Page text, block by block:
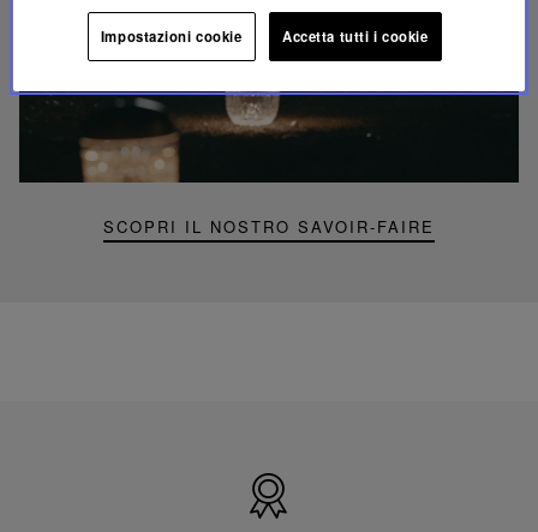
SCOPRI IL NOSTRO SAVOIR-FAIRE
Riproduci
video
Video
lampada
portatile
mini
Francia
Impostazioni cookie Accetta tutti i cookie